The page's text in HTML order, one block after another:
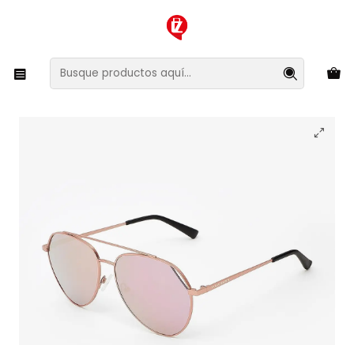
XMAS SALE ¡Compra antes de que la oferta termine!
Lentes y Accesorios Lentes de Sol
Lentes de Sol Hawkers Bluejay BEV03